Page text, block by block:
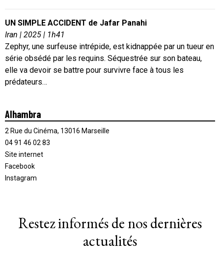
UN SIMPLE ACCIDENT de Jafar Panahi
Iran | 2025 | 1h41
Zephyr, une surfeuse intrépide, est kidnappée par un tueur en
série obsédé par les requins. Séquestrée sur son bateau,
elle va devoir se battre pour survivre face à tous les
prédateurs…
Alhambra
2 Rue du Cinéma, 13016 Marseille
04 91 46 02 83
Site internet
Facebook
Instagram
Restez informés de nos dernières
actualités